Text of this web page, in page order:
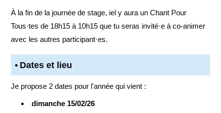
À la fin de la journée de stage, iel y aura un Chant Pour
Tous·tes de 18h15 à 10h15 que tu seras invité·e à co-animer
avec les autres participant·es.
Dates et lieu
Je propose 2 dates pour l'année qui vient :
dimanche 15/02/26